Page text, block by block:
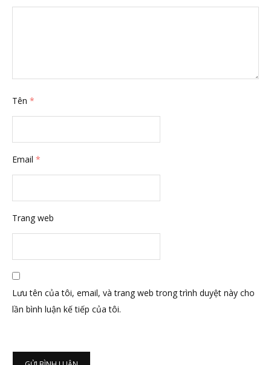
Tên *
Email *
Trang web
Lưu tên của tôi, email, và trang web trong trình duyệt này cho
lần bình luận kế tiếp của tôi.